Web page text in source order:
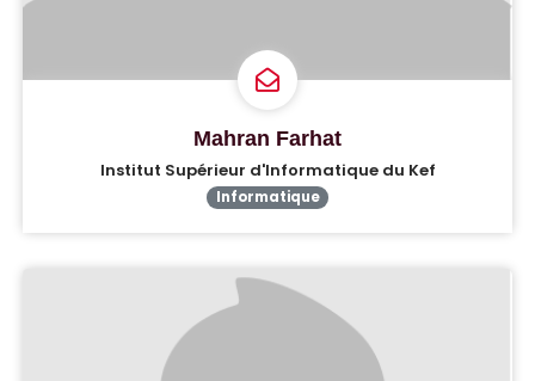
Mahran Farhat
Institut Supérieur d'Informatique du Kef
Informatique